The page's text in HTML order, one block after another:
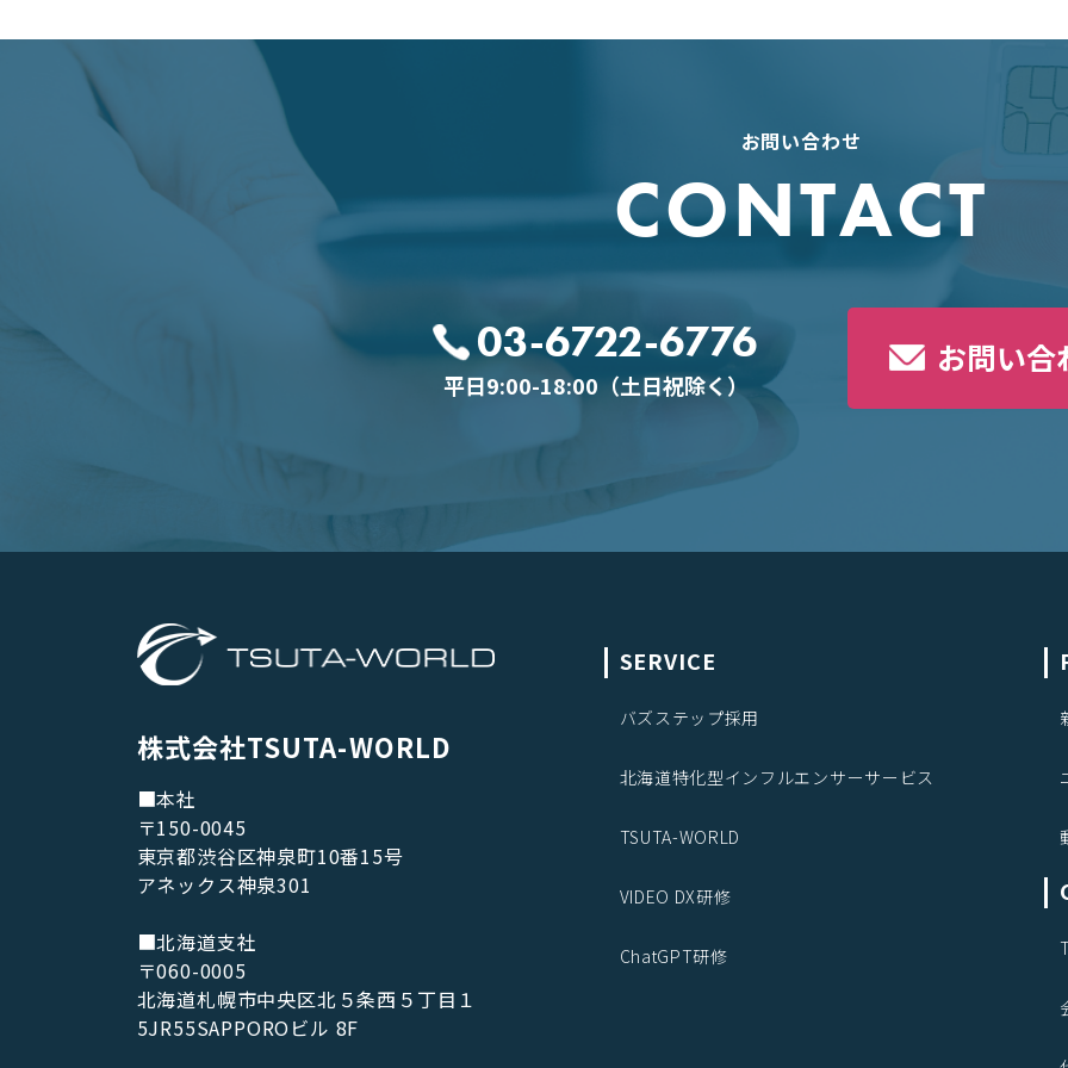
お問い合わせ
CONTACT
03-6722-6776
平日9:00-18:00（土日祝除く）
お問い合
株式会社TSUTA-WORLD
■本社
〒150-0045
東京都渋谷区神泉町10番15号
アネックス神泉301
■北海道支社
〒060-0005
北海道札幌市中央区北５条西５丁目１
5JR55SAPPOROビル 8F
SERVICE
バズステップ採用
北海道特化型インフルエンサーサービス
TSUTA-WORLD
VIDEO DX研修
ChatGPT研修